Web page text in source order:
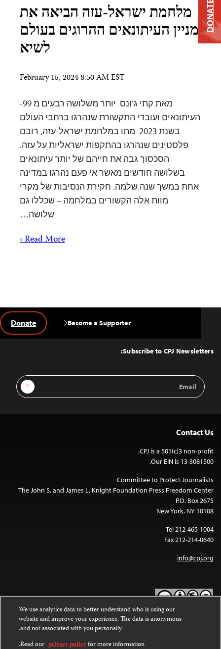
מלחמת ישראל-עזה הביאה את
מניין העיתונאים ההרוגים בעולם
לשיא
February 15, 2024 8:50 AM EST
מאת קתי ג’ונס יותר משלושה רבעים מ 99-
העיתונאים ועובדי התקשורת שנהרגו ברחבי העולם
בשנת 2023 מתו במלחמת ישראל-עזה, רובם
פלסטינים שנהרגו בהתקפות ישראליות על עזה.
הסכסוך גבה את חייהם של יותר עיתונאים
בשלושה חודשים מאשר אי פעם נהרגו במדינה
אחת במשך שנה שלמה. חקירת הנסיבות של מקרי
מוות אלה הקשורים במלחמה – שכללו גם
שלושה…
Read More ›
Top
Subscribe to CPJ Newsletters:
Email
Address
Sign Up
Become a Supporter
Donate
Contact Us
CPJ is a 501(c)3 non-profit.
Our EIN is 13-3081500.
Committee to Protect Journalists
The John S. and James L. Knight Foundation Press Freedom Center
P.O. Box 2675
New York, NY 10108
Tel 212-465-1004
Fax 212-214-0640
info@cpj.org
Except where noted, text on this website is licensed under a
Commons Attribution-NonCommercial-NoDerivatives 4.0
DONATE
We use analytics data to better understand who is using our
website and improve your experience. The data is anonymous
and not associated with you personally.
Read our privacy policyfor more information.